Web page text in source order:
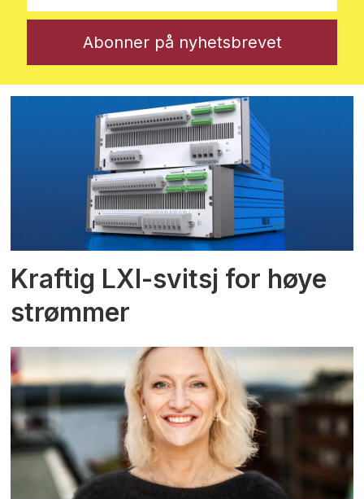
Kraftig LXI-svitsj for høye
strømmer